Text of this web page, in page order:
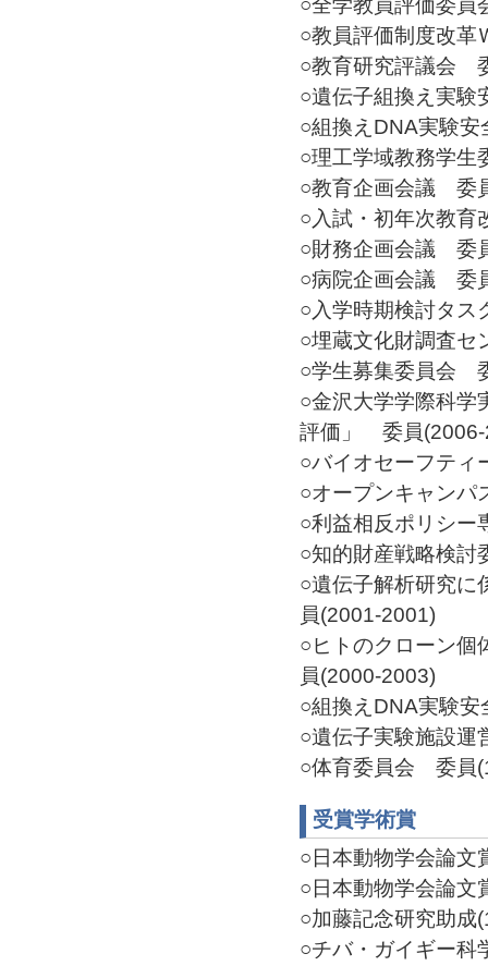
○教員評価制度改
○教育研究評議会
○遺伝子組換え実
○組換えDNA実験
○理工学域教務学
○教育企画会議 委
○入試・初年次教
○財務企画会議 委
○病院企画会議 委
○入学時期検討タ
○埋蔵文化財調査
○学生募集委員会
○金沢大学学際科学
評価」 委員(2006-
○バイオセーフテ
○オープンキャン
○利益相反ポリシ
○知的財産戦略検
○遺伝子解析研究
員(2001-2001)
○ヒトのクローン
員(2000-2003)
○組換えDNA実験
○遺伝子実験施設
○体育委員会 委員
受賞学術賞
○日本動物学会論文
○日本動物学会論文
○加藤記念研究助成
○チバ・ガイギー科